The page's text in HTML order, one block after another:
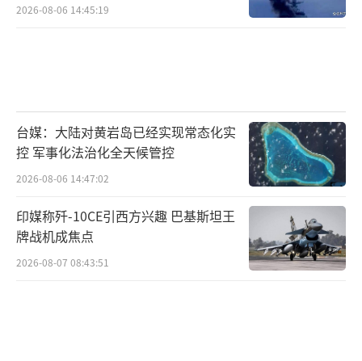
犹太隔离区起义纪念碑前下跪，成为德国反思
平少女”静静地坐在这里，等待明年1月的命运
裁决。雕像不会说话，但正义的声音从未停
歇。联合国人权理事会一次次催促，“慰安
妇”受害者群体一次次期盼，却始终等不来日
本政府明确而诚恳的道歉。
勃兰特当年的下跪表达了反省，换来了谅
2026-08-06 14:45:19
台媒：大陆对黄岩岛已经实现常态化实
控 军事化法治化全天候管控
2026-08-06 14:47:02
印媒称歼-10CE引西方兴趣 巴基斯坦王
牌战机成焦点
2026-08-07 08:43:51